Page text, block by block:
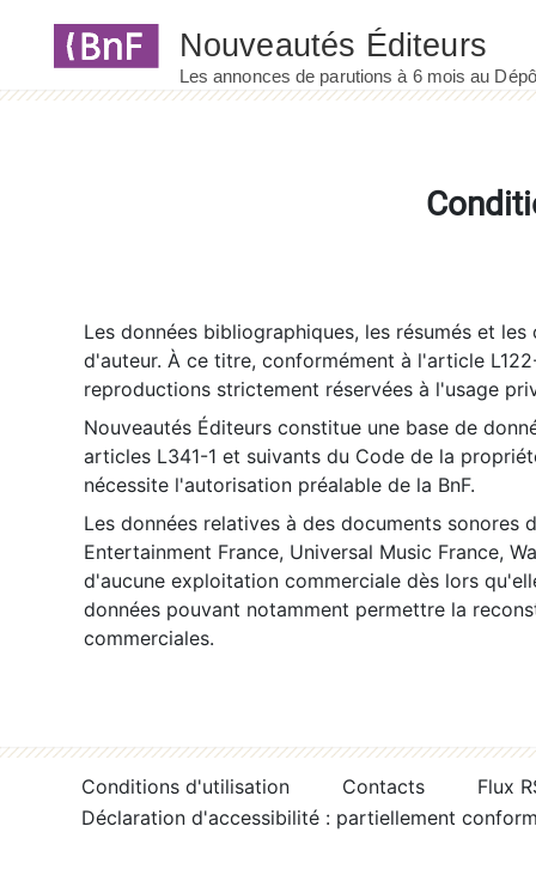
Les données bibliographiques, les résumés et
d'auteur. À ce titre, conformément à l'article
reproductions strictement réservées à l'usage
Nouveautés Éditeurs constitue une base de
articles L341-1 et suivants du Code de la
nécessite l'autorisation préalable de la BnF.
Les données relatives à des documents sonores
Entertainment France, Universal Music France,
d'aucune exploitation commerciale dès lors
données pouvant notamment permettre la
commerciales.
Conditions d'utilisation Contacts
Flux
Déclaration d'accessibilité : partiellement